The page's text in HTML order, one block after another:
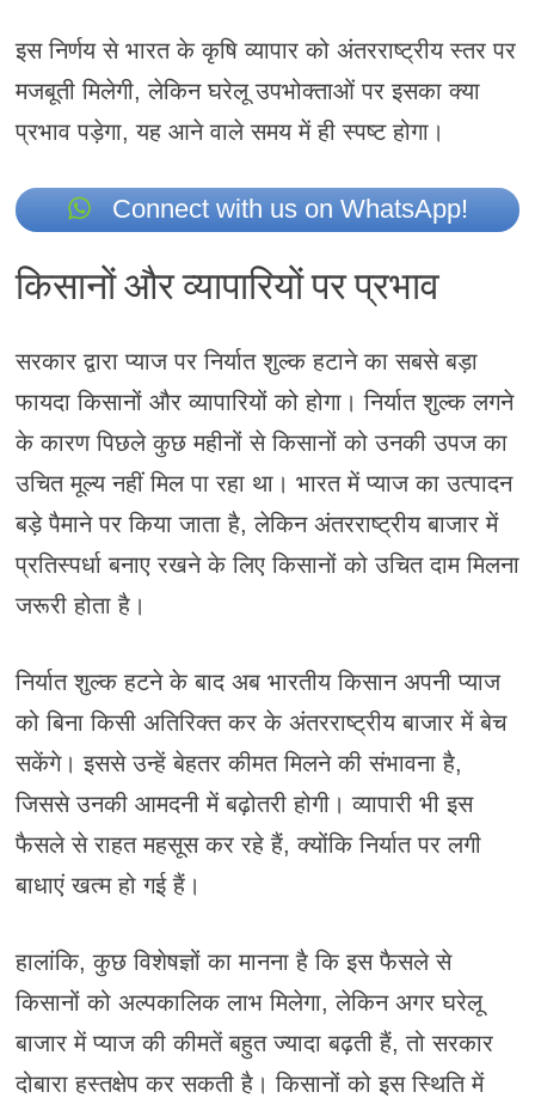
इस निर्णय से भारत के कृषि व्यापार को अंतरराष्ट्रीय स्तर पर
मजबूती मिलेगी, लेकिन घरेलू उपभोक्ताओं पर इसका क्या
प्रभाव पड़ेगा, यह आने वाले समय में ही स्पष्ट होगा।
Connect with us on WhatsApp!
किसानों और व्यापारियों पर प्रभाव
सरकार द्वारा प्याज पर निर्यात शुल्क हटाने का सबसे बड़ा
फायदा किसानों और व्यापारियों को होगा। निर्यात शुल्क लगने
के कारण पिछले कुछ महीनों से किसानों को उनकी उपज का
उचित मूल्य नहीं मिल पा रहा था। भारत में प्याज का उत्पादन
बड़े पैमाने पर किया जाता है, लेकिन अंतरराष्ट्रीय बाजार में
प्रतिस्पर्धा बनाए रखने के लिए किसानों को उचित दाम मिलना
जरूरी होता है।
निर्यात शुल्क हटने के बाद अब भारतीय किसान अपनी प्याज
को बिना किसी अतिरिक्त कर के अंतरराष्ट्रीय बाजार में बेच
सकेंगे। इससे उन्हें बेहतर कीमत मिलने की संभावना है,
जिससे उनकी आमदनी में बढ़ोतरी होगी। व्यापारी भी इस
फैसले से राहत महसूस कर रहे हैं, क्योंकि निर्यात पर लगी
बाधाएं खत्म हो गई हैं।
हालांकि, कुछ विशेषज्ञों का मानना है कि इस फैसले से
किसानों को अल्पकालिक लाभ मिलेगा, लेकिन अगर घरेलू
बाजार में प्याज की कीमतें बहुत ज्यादा बढ़ती हैं, तो सरकार
दोबारा हस्तक्षेप कर सकती है। किसानों को इस स्थिति में